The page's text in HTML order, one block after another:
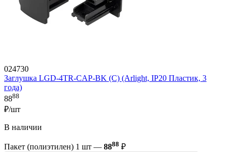
024730
Заглушка LGD-4TR-CAP-BK (C) (Arlight, IP20 Пластик, 3
года)
8888
₽/шт
В наличии
Пакет (полиэтилен) 1 шт — 8888 ₽